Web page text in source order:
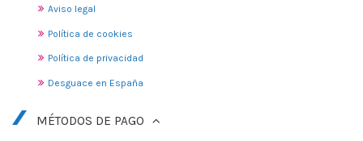
Aviso legal
Política de cookies
Política de privacidad
Desguace en España
MÉTODOS DE PAGO